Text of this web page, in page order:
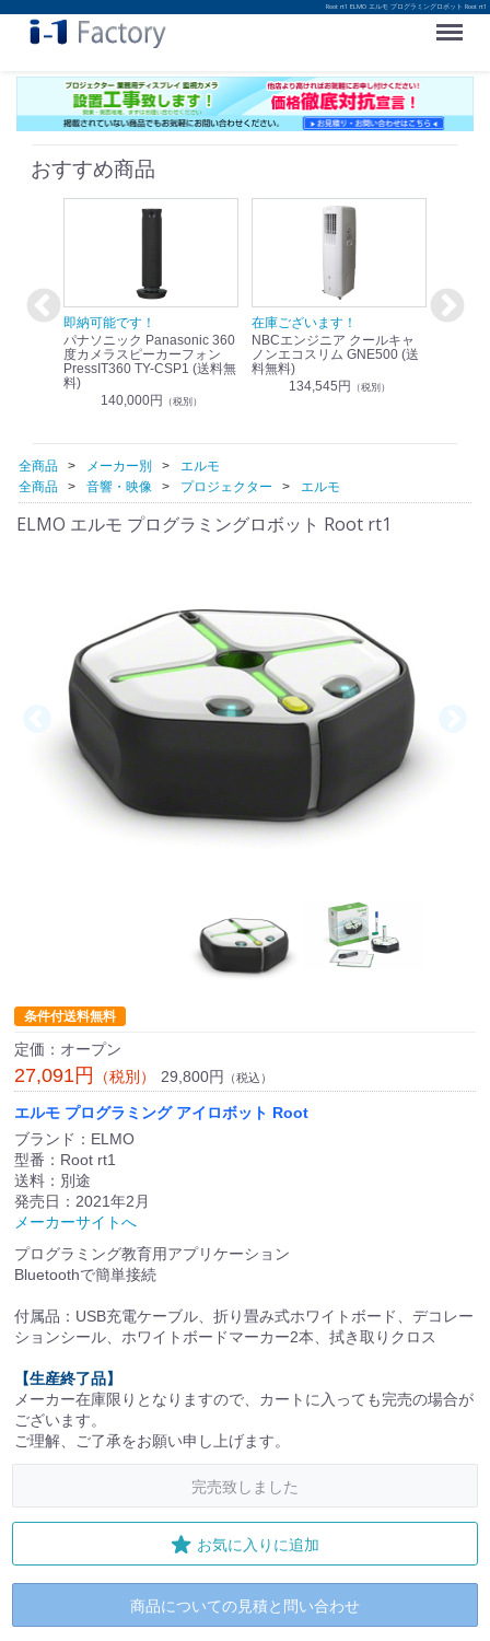
Root rt1 ELMO エルモ プログラミングロボット Root rt1
Menu
おすすめ商品
即納可能です！
パナソニック Panasonic 360
度カメラスピーカーフォン
PressIT360 TY-CSP1 (送料無
料)
140,000円 （税別）
在庫ございます！
NBCエンジニア クールキャ
ノンエコスリム GNE500 (送
料無料)
134,545円 （税別）
即納可
全商品 メーカー別
エルモ
全商品
音響・映像 プロジェクター エルモ
ELMO エルモ プログラミングロボット Root rt1
条件付送料無料
定価：オープン
27,091円 （税別） 29,800円 （税込）
エルモ プログラミング アイロボット Root
ブランド：ELMO
型番：Root rt1
送料：別途
発売日：2021年2月
メーカーサイトへ
プログラミング教育用アプリケーション
Bluetoothで簡単接続
付属品：USB充電ケーブル、折り畳み式ホワイトボード、デコレー
ションシール、ホワイトボードマーカー2本、拭き取りクロス
【生産終了品】
メーカー在庫限りとなりますので、カートに入っても完売の場合が
ございます。
ご理解、ご了承をお願い申し上げます。
完売致しました
お気に入りに追加
商品についての見積と問い合わせ